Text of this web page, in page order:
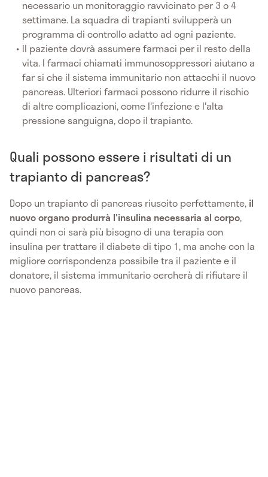
necessario un monitoraggio ravvicinato per 3 o 4
settimane. La squadra di trapianti svilupperà un
programma di controllo adatto ad ogni paziente.
Il paziente dovrà assumere farmaci per il resto della
vita. I farmaci chiamati immunosoppressori aiutano a
far si che il sistema immunitario non attacchi il nuovo
pancreas. Ulteriori farmaci possono ridurre il rischio
di altre complicazioni, come l'infezione e l'alta
pressione sanguigna, dopo il trapianto.
Quali possono essere i risultati di un
trapianto di pancreas?
Dopo un trapianto di pancreas riuscito perfettamente, il
nuovo organo produrrà l'insulina necessaria al corpo,
quindi non ci sarà più bisogno di una terapia con
insulina per trattare il diabete di tipo 1, ma anche con la
migliore corrispondenza possibile tra il paziente e il
donatore, il sistema immunitario cercherà di rifiutare il
nuovo pancreas.